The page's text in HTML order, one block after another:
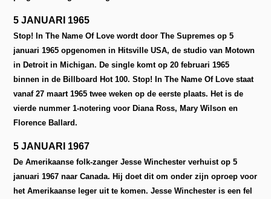
5 JANUARI 1965
Stop! In The Name Of Love wordt door The Supremes op 5
januari 1965 opgenomen in Hitsville USA, de studio van Motown
in Detroit in Michigan. De single komt op 20 februari 1965
binnen in de Billboard Hot 100. Stop! In The Name Of Love staat
vanaf 27 maart 1965 twee weken op de eerste plaats. Het is de
vierde nummer 1-notering voor Diana Ross, Mary Wilson en
Florence Ballard.
5 JANUARI 1967
De Amerikaanse folk-zanger Jesse Winchester verhuist op 5
januari 1967 naar Canada. Hij doet dit om onder zijn oproep voor
het Amerikaanse leger uit te komen. Jesse Winchester is een fel